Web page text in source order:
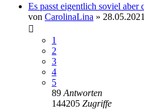
Es passt eigentlich soviel aber
von CarolinaLina »
1
2
3
4
5
89 Antworten
144205 Zugriffe